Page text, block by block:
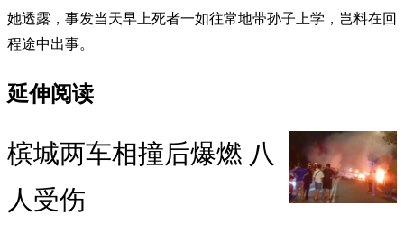
她透露，事发当天早上死者一如往常地带孙子上学，岂料在回
程途中出事。
延伸阅读
槟城两车相撞后爆燃 八
人受伤